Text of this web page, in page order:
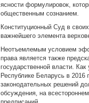
ясности формулировок,
общественным сознанием.
Конституционный Суд в
важнейшего элемента
Неотъемлемым условием
права является также
государственной власти.
Республике Беларусь в 2016
законодательных решений
обсуждения, на